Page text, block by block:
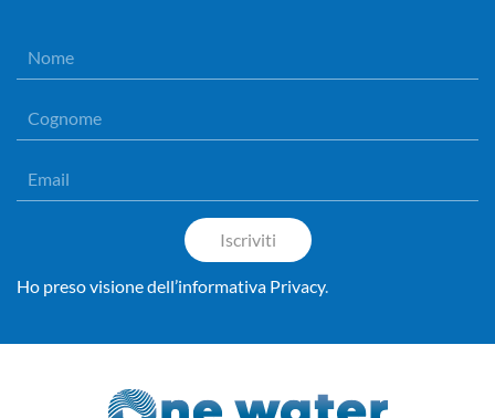
Iscriviti
Ho preso visione dell’informativa Privacy.